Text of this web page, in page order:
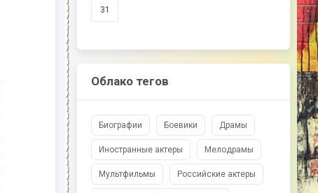
31
Облако тегов
Биографии Боевики Драмы
Иностранные актеры Мелодрамы
Мультфильмы Российские актеры